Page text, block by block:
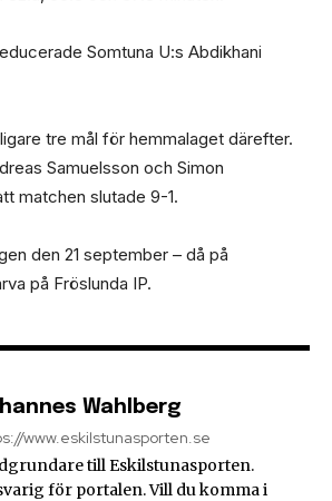
Somtuna U:s Abdikhani
tre mål för hemmalaget därefter.
Samuelsson och Simon
matchen slutade 9-1.
den 21 september – då på
på Fröslunda IP.
Wahlberg
www.eskilstunasporten.se
till Eskilstunasporten.
för portalen. Vill du komma i